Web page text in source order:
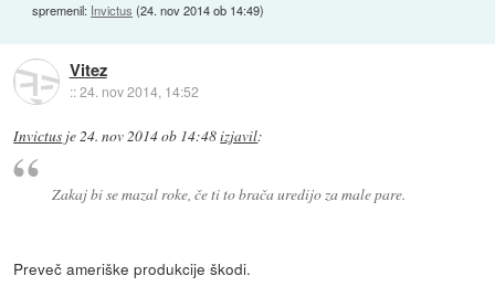
spremenil: Invictus (24. nov 2014 ob 14:49)
Vitez
::24. nov 2014, 14:52
Invictus je24. nov 2014 ob 14:48izjavil:
Zakaj bi se mazal roke, če ti to brača uredijo za male pare.
Preveč ameriške produkcije škodi.